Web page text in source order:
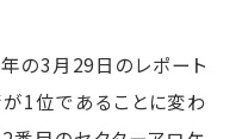
の3月29日のレポート
が1位であることに変わ